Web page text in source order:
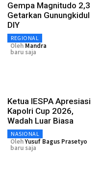
Gempa Magnitudo 2,3
Getarkan Gunungkidul
DIY
REGIONAL
Oleh Mandra
baru saja
Ketua IESPA Apresiasi
Kapolri Cup 2026,
Wadah Luar Biasa
NASIONAL
OlehYusuf Bagus Prasetyo
baru saja